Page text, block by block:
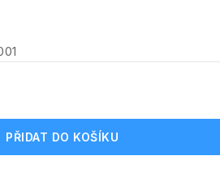
PŘIDAT DO KOŠÍKU